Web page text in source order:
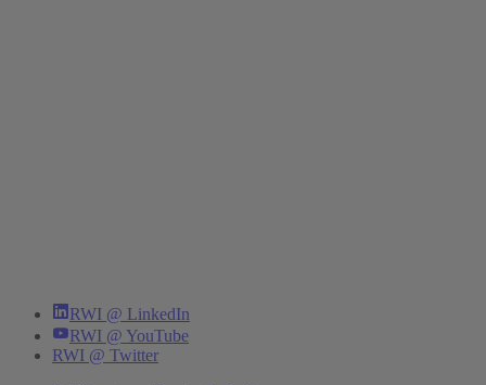
RWI @ LinkedIn
RWI @ YouTube
RWI @ Twitter